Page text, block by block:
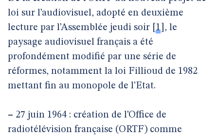
loi sur l’audiovisuel, adopté en deuxième
lecture par l’Assemblée jeudi soir 1 , le
paysage audiovisuel français a été
profondément modifié par une série de
réformes, notamment la loi Fillioud de 1982
mettant fin au monopole de l’Etat.
– 27 juin 1964 : création de l’Office de
radiotélévision française (ORTF) comme